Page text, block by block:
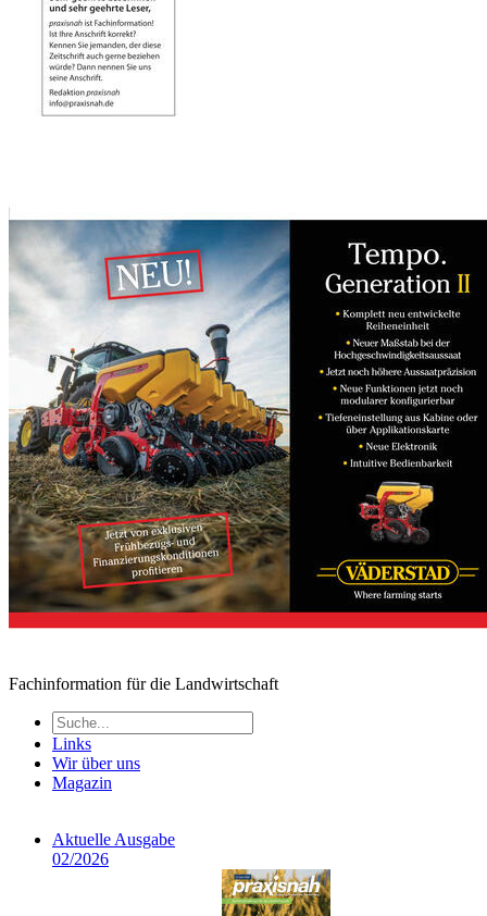
Fachinformation für die Landwirtschaft
Links
Wir über uns
Magazin
Aktuelle Ausgabe
02/2026